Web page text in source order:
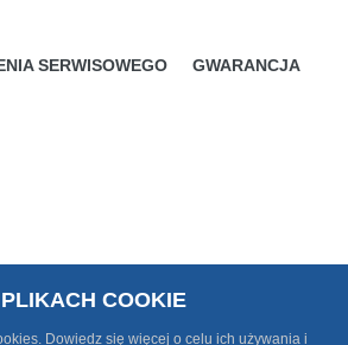
SERWISOWEGO GWARANCJA
COOKIE
Dowiedz się więcej o celu ich używania i